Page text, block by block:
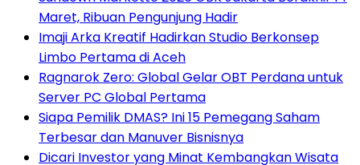
Maret, Ribuan Pengunjung Hadir
Imaji Arka Kreatif Hadirkan Studio Berkonsep
Limbo Pertama di Aceh
Ragnarok Zero: Global Gelar OBT Perdana untuk
Server PC Global Pertama
Siapa Pemilik DMAS? Ini 15 Pemegang Saham
Terbesar dan Manuver Bisnisnya
Dicari Investor yang Minat Kembangkan Wisata